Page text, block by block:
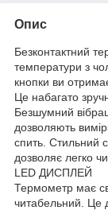
Опис
Безконтактний
температури з
кнопки ви
Це набагато
Безшумний
дозволяють
спить. Стильний
дозволяє легко
LED ДИСПЛЕЙ
Термометр має
читабельний. Це